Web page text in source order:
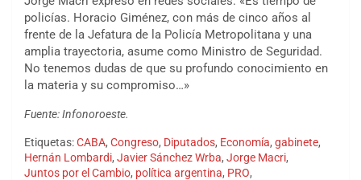
policías. Horacio Giménez, con más de cinco años al
frente de la Jefatura de la Policía Metropolitana y una
amplia trayectoria, asume como Ministro de Seguridad.
No tenemos dudas de que su profundo conocimiento en
la materia y su compromiso…»
Fuente: Infonoroeste.
Etiquetas:CABA, Congreso, Diputados, Economía, gabinete,
Hernán Lombardi, Javier Sánchez Wrba, Jorge Macri,
Juntos por el Cambio, política argentina, PRO,